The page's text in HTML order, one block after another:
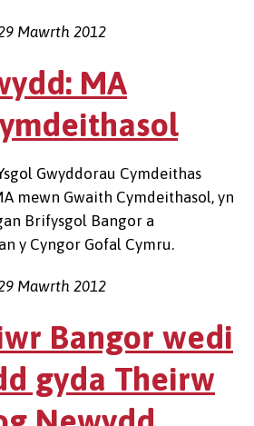
Mawrth 2012
MA
Gwyddorau Cymdeithas
mewn Gwaith Cymdeithasol, yn
Brifysgol Bangor a
y Cyngor Gofal Cymru.
Mawrth 2012
Bangor wedi
gyda Theirw